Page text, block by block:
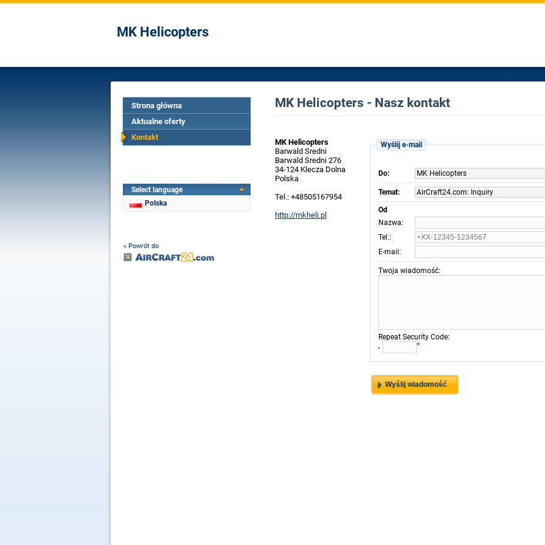
MK Helicopters
Strona główna
Aktualne oferty
Kontakt
Select language
Polska
« Powrót do
MK Helicopters - Nasz kontakt
MK Helicopters
Barwald Sredni
Barwald Sredni 276
34-124 Klecza Dolna
Polska
Tel.: +48505167954
http://mkheli.pl
Wyślij e-mail
Do: MK Helicopters
Temat: AirCraft24.com: Inquiry
Od
Nazwa:
Tel.:
E-mail :
Twoja wiadomość:
Repeat Security Code:
*